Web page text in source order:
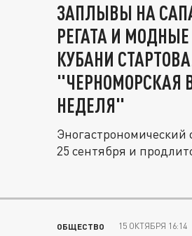
ЗАПЛЫВЫ НА
РЕГАТА И
КУБАНИ
"ЧЕРНОМОРСКАЯ
НЕДЕЛЯ"
Эногастрономический
25 сентября и
ОБЩЕСТВО 15 ОКТЯБРЯ 16:14